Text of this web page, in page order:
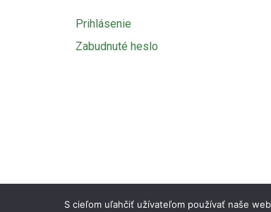
Prihlásenie
Zabudnuté heslo
S cieľom uľahčiť užívateľom používať naše